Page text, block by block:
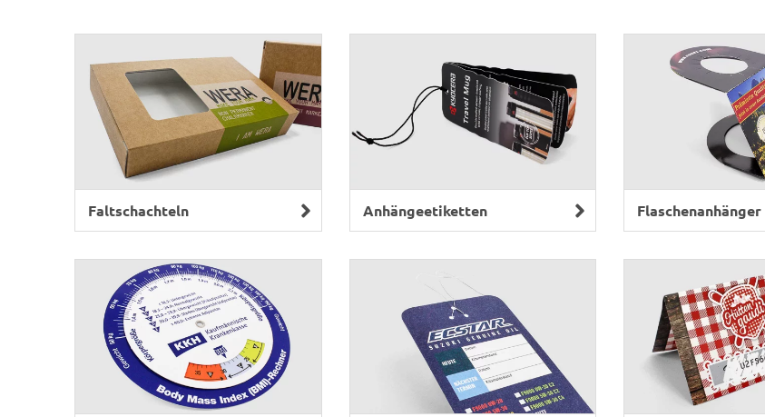
Faltschachteln Anhängeetiketten Flaschenanhänger